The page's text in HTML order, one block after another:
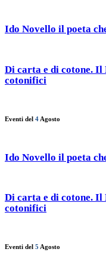
Ido Novello il poeta
Di carta e di cotone. Il
cotonifici
Eventi del 4 Agosto
Ido Novello il poeta
Di carta e di cotone. Il
cotonifici
Eventi del 5 Agosto